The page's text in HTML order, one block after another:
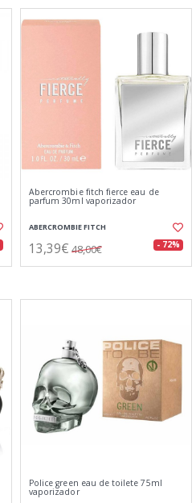
Abercrombie fitch fierce eau de
parfum 30ml vaporizador
ABERCROMBIE FITCH
13,39€ 48,00€ - 72%
Police green eau de toilete 75ml
vaporizador